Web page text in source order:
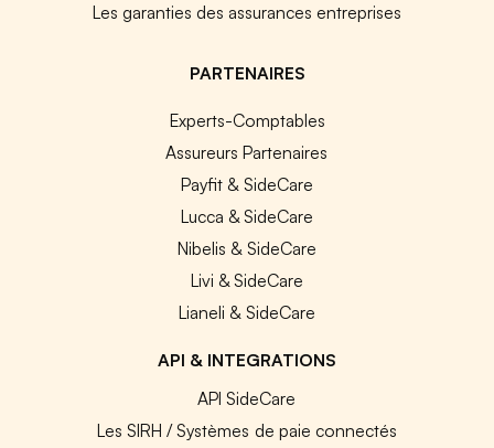
Les garanties des assurances entreprises
PARTENAIRES
Experts-Comptables
Assureurs Partenaires
Payfit & SideCare
Lucca & SideCare
Nibelis & SideCare
Livi & SideCare
Lianeli & SideCare
API & INTEGRATIONS
API SideCare
Les SIRH / Systèmes de paie connectés